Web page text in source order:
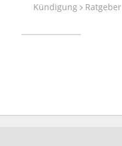
Kündigung Ratgeber